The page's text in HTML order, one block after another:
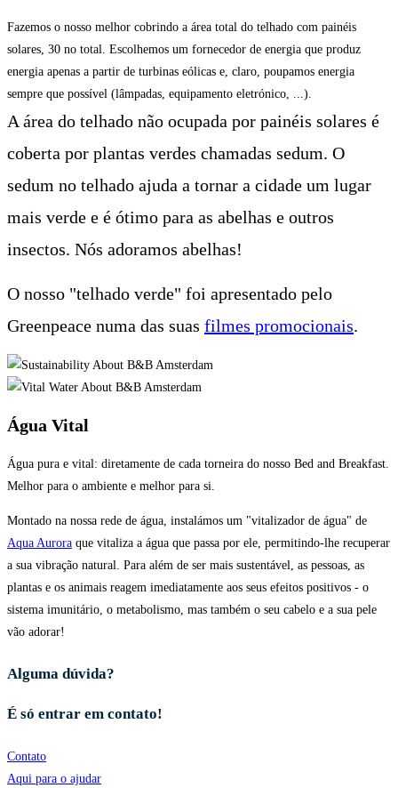
Fazemos o nosso melhor cobrindo a área total do telhado com painéis
solares, 30 no total. Escolhemos um fornecedor de energia que produz
energia apenas a partir de turbinas eólicas e, claro, poupamos energia
sempre que possível (lâmpadas, equipamento eletrónico, ...).
A área do telhado não ocupada por painéis solares é
coberta por plantas verdes chamadas sedum. O
sedum no telhado ajuda a tornar a cidade um lugar
mais verde e é ótimo para as abelhas e outros
insectos. Nós adoramos abelhas!
O nosso "telhado verde" foi apresentado pelo
Greenpeace numa das suas filmes promocionais.
Água Vital
Água pura e vital: diretamente de cada torneira do nosso Bed and Breakfast.
Melhor para o ambiente e melhor para si.
Montado na nossa rede de água, instalámos um "vitalizador de água" de
Aqua Aurora que vitaliza a água que passa por ele, permitindo-lhe recuperar
a sua vibração natural. Para além de ser mais sustentável, as pessoas, as
plantas e os animais reagem imediatamente aos seus efeitos positivos - o
sistema imunitário, o metabolismo, mas também o seu cabelo e a sua pele
vão adorar!
Alguma dúvida?
É só entrar em contato!
Contato
Aqui para o ajudar